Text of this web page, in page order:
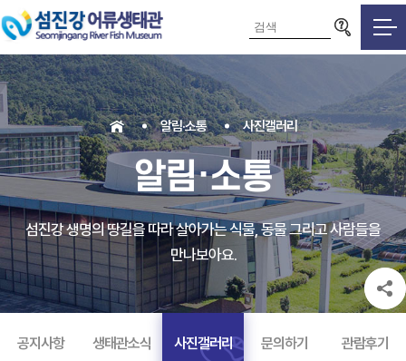
검색영역
알림·소통 사진갤러리
알림·소통
섬진강 생명의 땅길을 따라 살아가는 식물, 동물 그리고 사람들을
만나보아요.
공지사항 생태관소식 사진갤러리 문의하기 관람후기